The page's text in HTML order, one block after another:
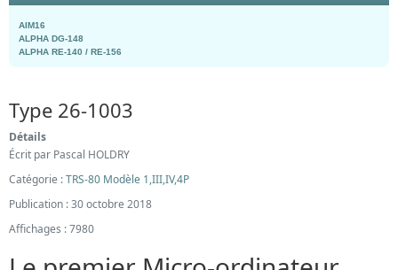
AIM16
ALPHA DG-148
ALPHA RE-140 / RE-156
Type 26-1003
Détails
Écrit par Pascal HOLDRY
Catégorie :TRS-80 Modèle 1,III,IV,4P
Publication : 30 octobre 2018
Affichages : 7980